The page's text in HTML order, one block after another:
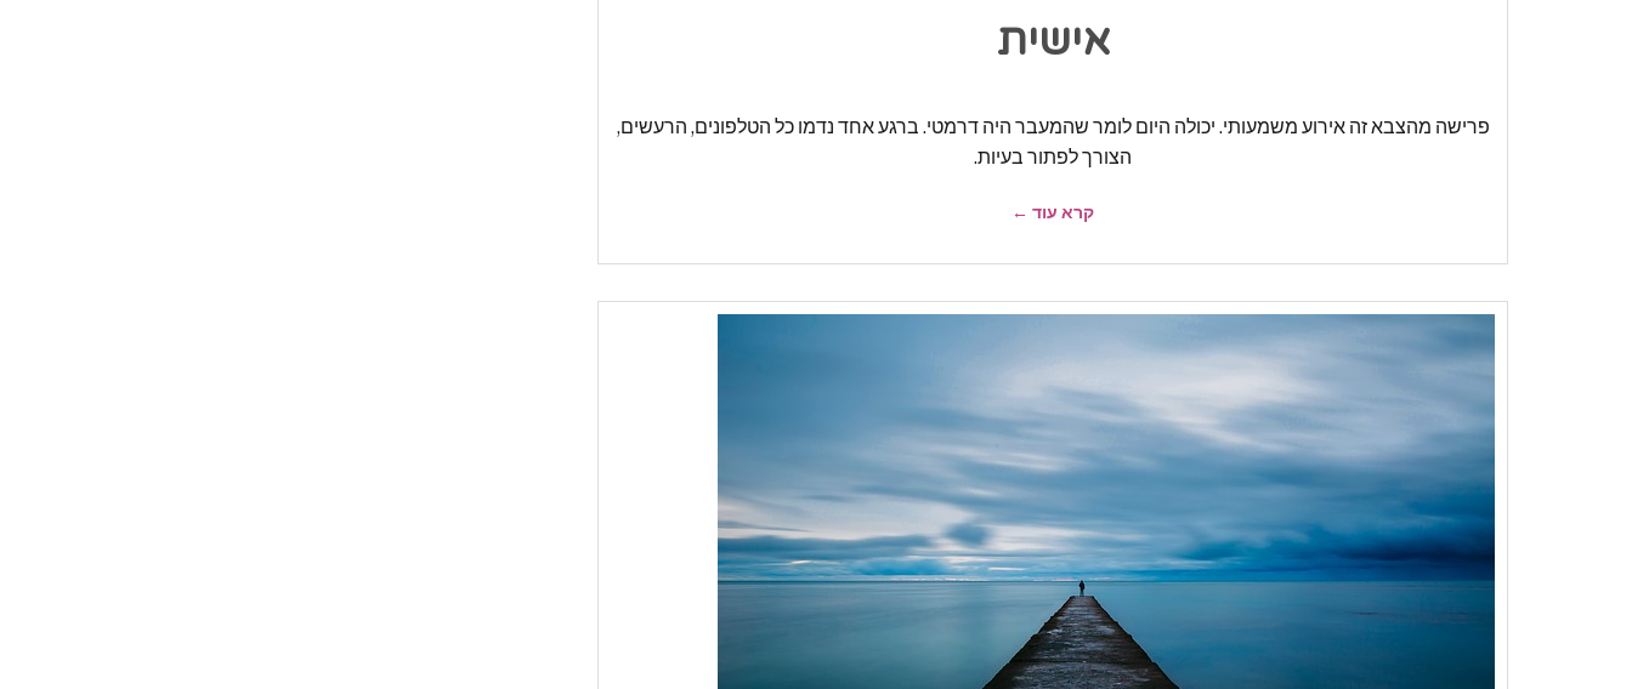
אישית
פרישה מהצבא זה אירוע משמעותי. יכולה היום לומר שהמעבר היה דרמטי. ברגע אחד נדמו כל הטלפונים, הרעשים,
הצורך לפתור בעיות.
קרא עוד ←